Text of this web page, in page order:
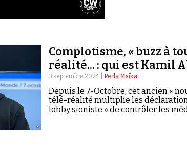
Complotisme, « buzz à
réalité... : qui est Kamil
3 septembre 2024 | Perla Msika
Depuis le 7-Octobre, cet ancien «
télé-réalité multiplie les
lobby sioniste » de contrôler les